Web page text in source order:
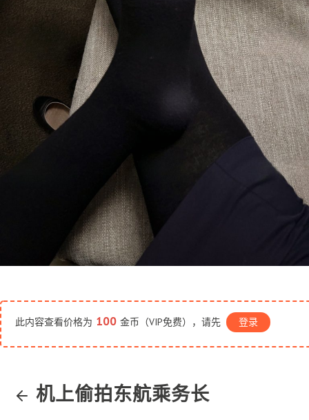
此内容查看价格为 100 金币（VIP免费），请先 登录
机上偷拍东航乘务长